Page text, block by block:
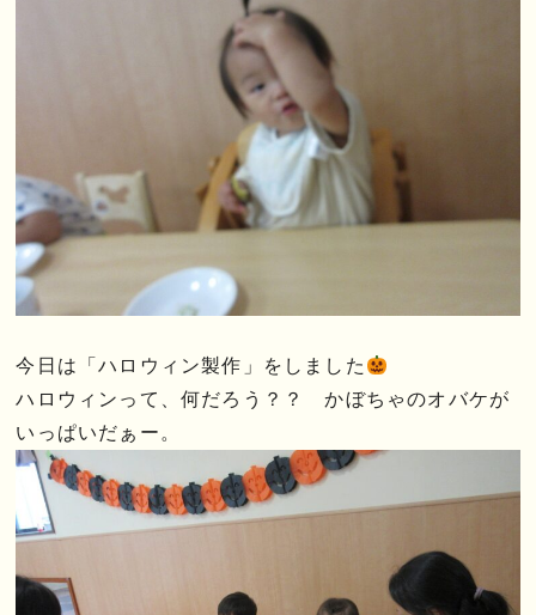
今日は「ハロウィン製作」をしました
ハロウィンって、何だろう？？ かぼちゃのオバケが
いっぱいだぁー。